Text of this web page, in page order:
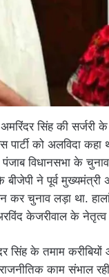
सिंह की सर्जरी
को अलविदा
विधानसभा के
ने पूर्व मुख्यमंत्री
कर चुनाव लड़ा था.
केजरीवाल के नेतृत्व
सिंह के तमाम
काम संभाल